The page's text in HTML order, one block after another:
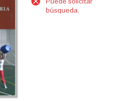
búsqueda.